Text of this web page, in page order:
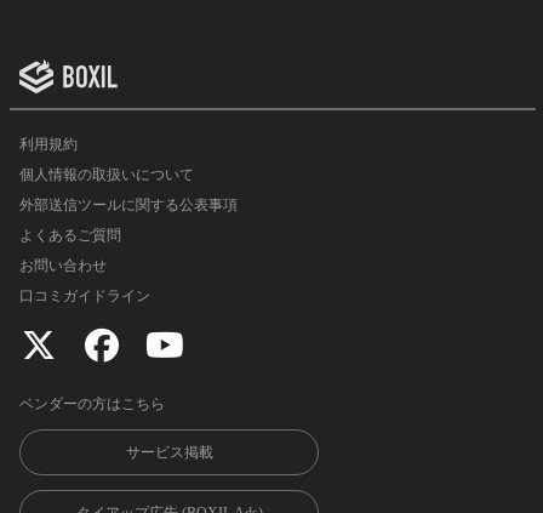
利用規約
個人情報の取扱いについて
外部送信ツールに関する公表事項
よくあるご質問
お問い合わせ
口コミガイドライン
ベンダーの方はこちら
サービス掲載